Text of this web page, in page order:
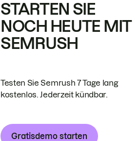
STARTEN SIE
NOCH HEUTE MIT
SEMRUSH
Testen Sie Semrush 7 Tage lang
kostenlos. Jederzeit kündbar.
Gratisdemo starten